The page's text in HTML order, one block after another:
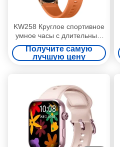
KW258 Круглое спортивное
умное часы с длительным
сроком автономной работы
Получите самую
лучшую цену